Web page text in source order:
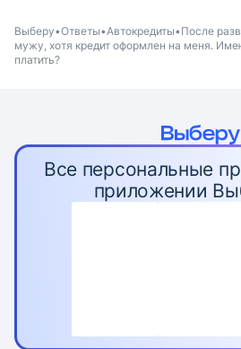
Выберу Ответы Автокредиты После
мужу, хотя кредит оформлен на меня.
платить?
Все персональные
приложении